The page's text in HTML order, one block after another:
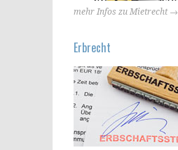
mehr Infos zu Mietrecht →
Erbrecht